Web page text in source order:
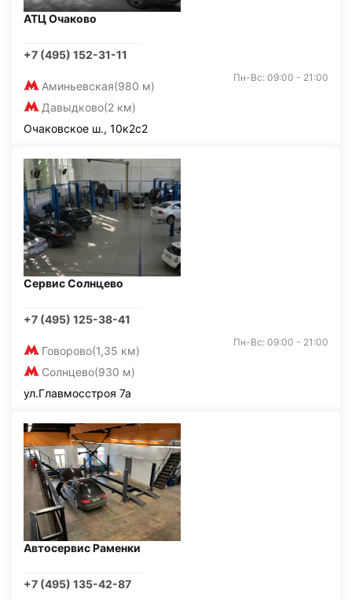
АТЦ Очаково
+7 (495) 152-31-11
Аминьевская(980 м)
Давыдково(2 км)
Пн-Вс: 09:00 - 21:00
Очаковское ш., 10к2с2
Сервис Солнцево
+7 (495) 125-38-41
Говорово(1,35 км)
Солнцево(930 м)
Пн-Вс: 09:00 - 21:00
ул.Главмосстроя 7а
Автосервис Раменки
+7 (495) 135-42-87